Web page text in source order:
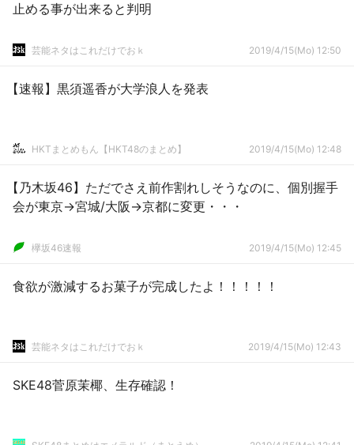
止める事が出来ると判明
芸能ネタはこれだけでおｋ 2019/4/15(Mo) 12:50
【速報】黒須遥香が大学浪人を発表
HKTまとめもん【HKT48のまとめ】 2019/4/15(Mo) 12:48
【乃木坂46】ただでさえ前作割れしそうなのに、個別握手
会が東京→宮城/大阪→京都に変更・・・
欅坂46速報 2019/4/15(Mo) 12:45
食欲が激減するお菓子が完成したよ！！！！！
芸能ネタはこれだけでおｋ 2019/4/15(Mo) 12:43
SKE48菅原茉椰、生存確認！